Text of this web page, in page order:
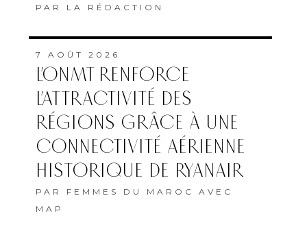
PAR LA RÉDACTION
7 AOÛT 2026
L’ONMT RENFORCE
L’ATTRACTIVITÉ DES
RÉGIONS GRÂCE À UNE
CONNECTIVITÉ AÉRIENNE
HISTORIQUE DE RYANAIR
PAR FEMMES DU MAROC AVEC
MAP